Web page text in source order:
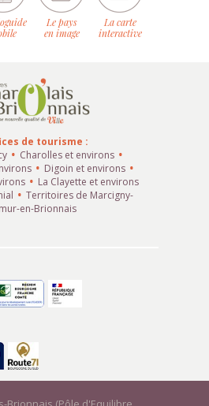
Le pays
en image
La carte
interactive
de tourisme :
Charolles et environs
Digoin et environs
La Clayette et environs
Territoires de Marcigny-
en-Brionnais